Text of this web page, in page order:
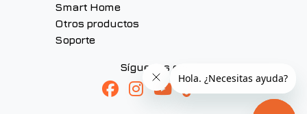
Smart Home
Otros productos
Soporte
Síguenos en: